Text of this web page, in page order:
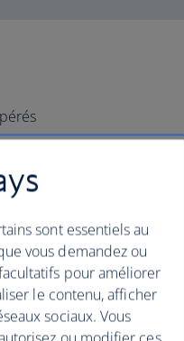
votre
le
sont essentiels au
vous demandez ou
pour améliorer
le contenu, afficher
sociaux. Vous